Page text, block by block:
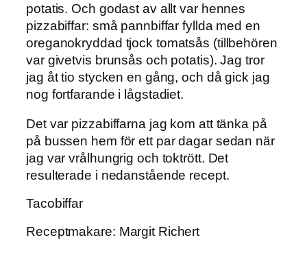
potatis. Och godast av allt var hennes
pizzabiffar: små pannbiffar fyllda med en
oreganokryddad tjock tomatsås (tillbehören
var givetvis brunsås och potatis). Jag tror
jag åt tio stycken en gång, och då gick jag
nog fortfarande i lågstadiet.
Det var pizzabiffarna jag kom att tänka på
på bussen hem för ett par dagar sedan när
jag var vrålhungrig och toktrött. Det
resulterade i nedanstående recept.
Tacobiffar
Receptmakare: Margit Richert